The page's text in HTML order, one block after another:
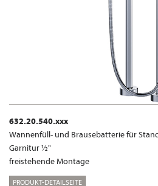
632.20.540.xxx
Wannenfüll- und Brausebatterie für
Garnitur ½"
freistehende Montage
PRODUKT-DETAILSEITE